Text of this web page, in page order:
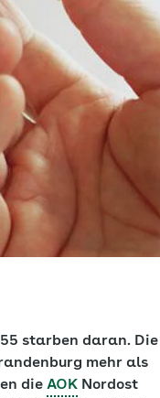
starben daran. Die
mehr als
die AOK Nordost